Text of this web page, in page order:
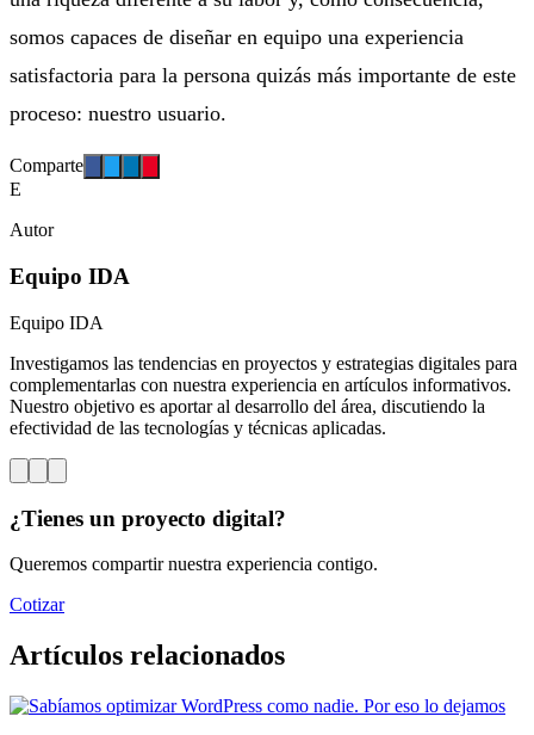
somos capaces de diseñar en equipo una experiencia
satisfactoria para la persona quizás más importante de este
proceso: nuestro usuario.
Comparte
E
Autor
Equipo IDA
Equipo IDA
Investigamos las tendencias en proyectos y estrategias digitales para
complementarlas con nuestra experiencia en artículos informativos.
Nuestro objetivo es aportar al desarrollo del área, discutiendo la
efectividad de las tecnologías y técnicas aplicadas.
¿Tienes un proyecto digital?
Queremos compartir nuestra experiencia contigo.
Cotizar
Artículos relacionados